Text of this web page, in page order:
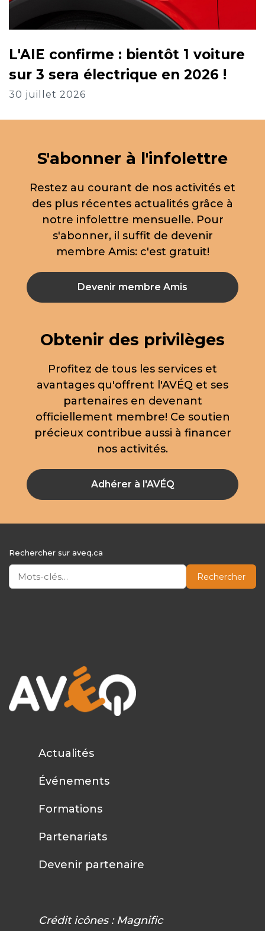
L'AIE confirme : bientôt 1 voiture
sur 3 sera électrique en 2026 !
30 juillet 2026
S'abonner à l'infolettre
Restez au courant de nos activités et
des plus récentes actualités grâce à
notre infolettre mensuelle. Pour
s'abonner, il suffit de devenir
membre Amis: c'est gratuit!
Devenir membre Amis
Obtenir des privilèges
Profitez de tous les services et
avantages qu'offrent l'AVÉQ et ses
partenaires en devenant
officiellement membre! Ce soutien
précieux contribue aussi à financer
nos activités.
Adhérer à l'AVÉQ
Rechercher sur aveq.ca
Rechercher
Actualités
Événements
Formations
Partenariats
Devenir partenaire
Crédit icônes : Magnific